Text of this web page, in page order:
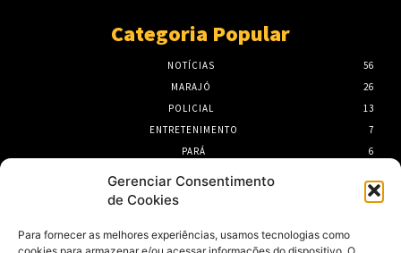
Gerenciar Consentimento
de Cookies
Para fornecer as melhores experiências, usamos tecnologias como
Categoria Popular
NOTÍCIAS
56
MARAJÓ
26
POLICIAL
13
ENTRETENIMENTO
7
PARÁ
6
- Publicidade -